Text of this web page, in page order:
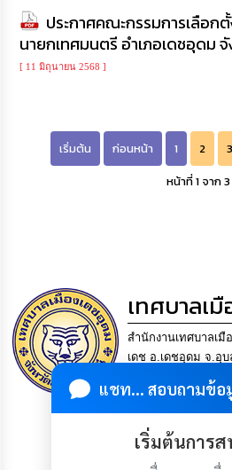
ประกาศคณะกรรมการเลือก
นายกเทศมนตรี อำเภอเดชอุดม
[ 11 มิถุนายน 2568 ]
เริ่มต้น ก่อนหน้า 1 2 3
หน้าที่ 1 จาก 3
เทศบาลเ
สำนักงานเทศบาลเมื
เดช อ.เดชอุดม จ.อุ
การบริหารงานที่โ
มีเศรษฐกิจมั่นคง ประชา
แชท... สอบถามข้อ
เริ่มต้นการ